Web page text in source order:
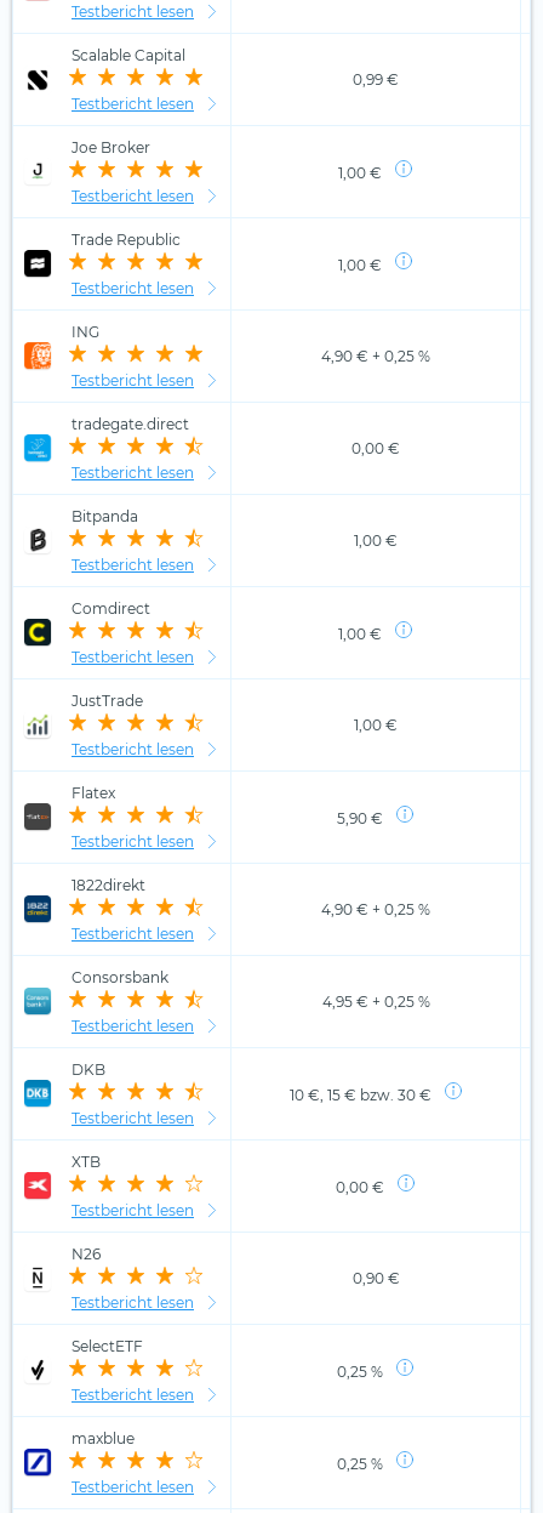
Testbericht lesen
Scalable Capital
Testbericht lesen
0,99 €
Joe Broker
Testbericht lesen
1,00 €
Trade Republic
Testbericht lesen
1,00 €
ING
Testbericht lesen
4,90 € + 0,25 %
tradegate.direct
Testbericht lesen
0,00 €
Bitpanda
Testbericht lesen
1,00 €
Comdirect
Testbericht lesen
1,00 €
JustTrade
Testbericht lesen
1,00 €
Flatex
Testbericht lesen
5,90 €
1822direkt
Testbericht lesen
4,90 € + 0,25 %
Consorsbank
Testbericht lesen
4,95 € + 0,25 %
DKB
Testbericht lesen
10 €, 15 € bzw. 30 €
XTB
Testbericht lesen
0,00 €
N26
Testbericht lesen
0,90 €
SelectETF
Testbericht lesen
0,25 %
maxblue
Testbericht lesen
0,25 %